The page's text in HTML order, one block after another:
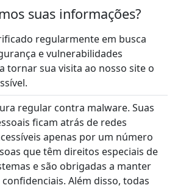
suas informações?
regularmente em busca
e vulnerabilidades
tornar sua visita ao nosso site o
regular contra malware. Suas
ficam atrás de redes
apenas por um número
que têm direitos especiais de
e são obrigadas a manter
Além disso, todas